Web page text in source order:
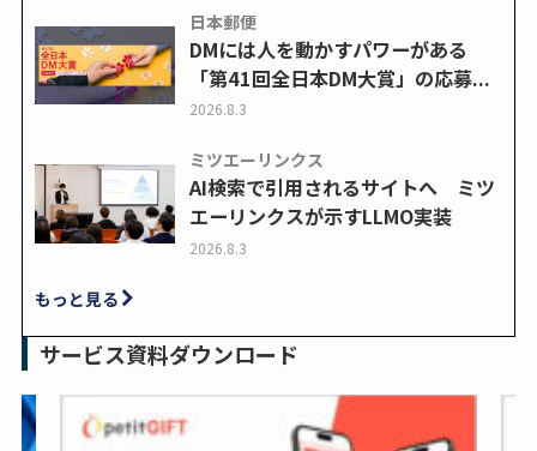
日本郵便
DMには人を動かすパワーがある
「第41回全日本DM大賞」の応募...
2026.8.3
ミツエーリンクス
AI検索で引用されるサイトへ ミツ
エーリンクスが示すLLMO実装
2026.8.3
もっと見る
サービス資料ダウンロード